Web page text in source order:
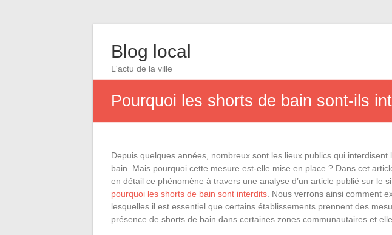
Blog local
L'actu de la ville
Pourquoi les shorts de bain sont-ils
Depuis quelques années, nombreux sont les lieux publics qui interdisent
bain. Mais pourquoi cette mesure est-elle mise en place ? Dans cet
en détail ce phénomène à travers une analyse d’un article publié sur le
pourquoi les shorts de bain sont interdits . Nous verrons ainsi comment
lesquelles il est essentiel que certains établissements prennent des
présence de shorts de bain dans certaines zones communautaires et